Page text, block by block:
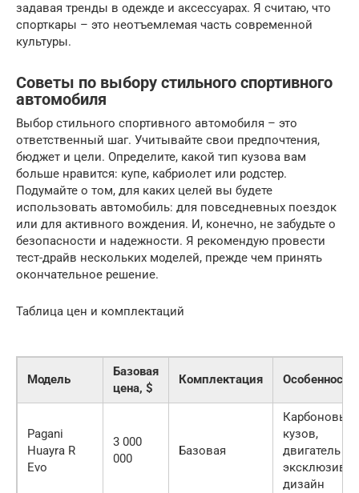
задавая тренды в одежде и аксессуарах. Я считаю, что
спорткары – это неотъемлемая часть современной
культуры.
Советы по выбору стильного спортивного
автомобиля
Выбор стильного спортивного автомобиля – это
ответственный шаг. Учитывайте свои предпочтения,
бюджет и цели. Определите, какой тип кузова вам
больше нравится: купе, кабриолет или родстер.
Подумайте о том, для каких целей вы будете
использовать автомобиль: для повседневных поездок
или для активного вождения. И, конечно, не забудьте о
безопасности и надежности. Я рекомендую провести
тест-драйв нескольких моделей, прежде чем принять
окончательное решение.
Таблица цен и комплектаций
Модель
Базовая
цена, $
Комплектация Особенности
Pagani
Huayra R
Evo
3 000
000
Базовая
Карбоновый
кузов,
двигатель
дизайн